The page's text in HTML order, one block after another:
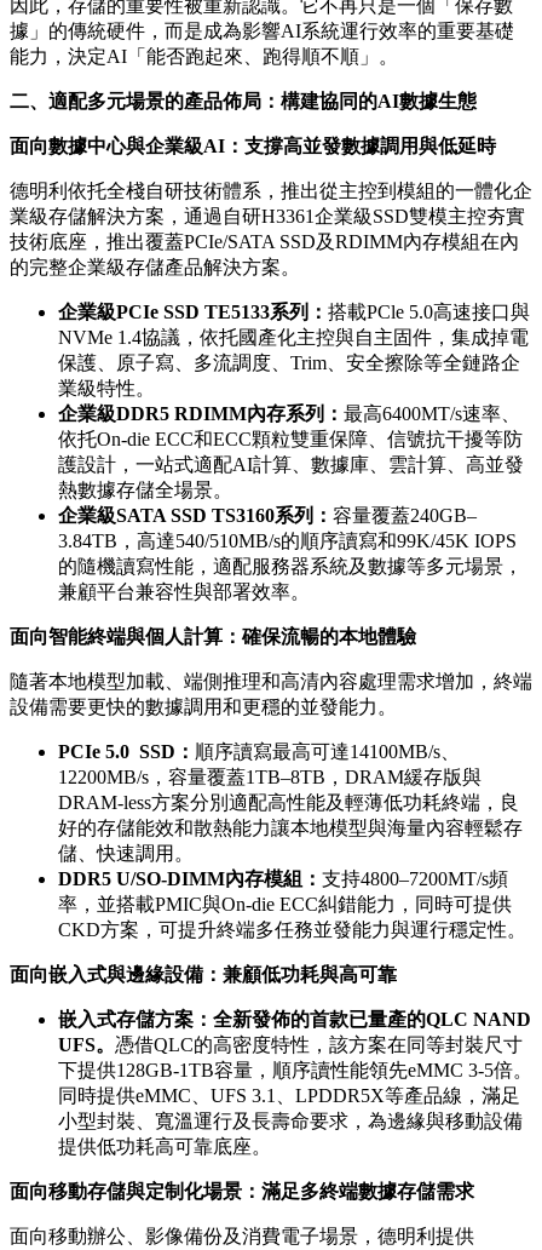
因此，存儲的重要性被重新認識。它不再只是一個「保存數
據」的傳統硬件，而是成為影響AI系統運行效率的重要基礎
能力，決定AI「能否跑起來、跑得順不順」。
二、適配多元場景的產品佈局：構建協同的AI數據生態
面向數據中心與企業級AI ：支撐高並發數據調用與低延時
德明利依托全棧自研技術體系，推出從主控到模組的一體化企
業級存儲解決方案，通過自研H3361企業級SSD雙模主控夯實
技術底座，推出覆蓋PCIe/SATA SSD及RDIMM內存模組在內
的完整企業級存儲產品解決方案。
企業級PCIe SSD TE5133系列： 搭載PCle 5.0高速接口與
NVMe 1.4協議，依托國產化主控與自主固件，集成掉電
保護、原子寫、多流調度、Trim、安全擦除等全鏈路企
業級特性。
企業級DDR5 RDIMM內存系列： 最高6400MT/s速率、
依托On-die ECC和ECC顆粒雙重保障、信號抗干擾等防
護設計，一站式適配AI計算、數據庫、雲計算、高並發
熱數據存儲全場景。
企業級SATA SSD TS3160系列： 容量覆蓋240GB–
3.84TB，高達540/510MB/s的順序讀寫和99K/45K IOPS
的隨機讀寫性能，適配服務器系統及數據等多元場景，
兼顧平台兼容性與部署效率。
面向智能終端與個人計算：確保流暢的本地體驗
隨著本地模型加載、端側推理和高清內容處理需求增加，終端
設備需要更快的數據調用和更穩的並發能力。
PCIe 5.0 SSD ： 順序讀寫最高可達14100MB/s、
12200MB/s，容量覆蓋1TB–8TB，DRAM緩存版與
DRAM-less方案分別適配高性能及輕薄低功耗終端，良
好的存儲能效和散熱能力讓本地模型與海量內容輕鬆存
儲、快速調用。
DDR5 U/SO-DIMM內存模組： 支持4800–7200MT/s頻
率，並搭載PMIC與On-die ECC糾錯能力，同時可提供
CKD方案，可提升終端多任務並發能力與運行穩定性。
面向嵌入式與邊緣設備：兼顧低功耗與高可靠
嵌入式存儲方案：全新發佈的首款已量產的QLC NAND
UFS。 憑借QLC的高密度特性，該方案在同等封裝尺寸
下提供128GB-1TB容量，順序讀性能領先eMMC 3-5倍。
同時提供eMMC、UFS 3.1、LPDDR5X等產品線，滿足
小型封裝、寬溫運行及長壽命要求，為邊緣與移動設備
提供低功耗高可靠底座。
面向移動存儲與定制化場景：滿足多終端數據存儲需求
面向移動辦公、影像備份及消費電子場景，德明利提供